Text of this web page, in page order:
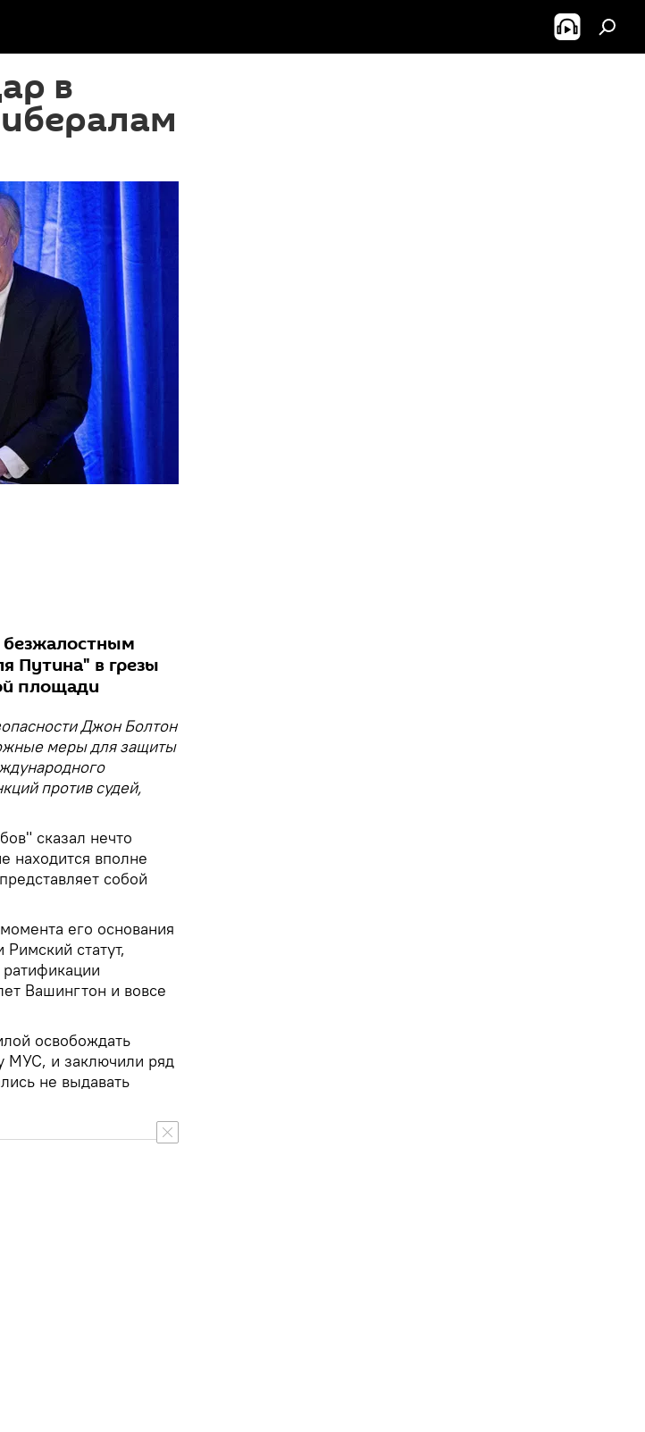
в
Путина" в грезы
площади
Джон Болтон
меры для защиты
против судей,
сказал нечто
находится вполне
собой
его основания
статут,
Вашингтон и вовсе
освобождать
МУС, и заключили ряд
не выдавать